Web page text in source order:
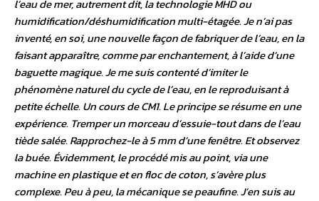
l’eau de mer, autrement dit, la technologie MHD ou
humidification/déshumidification multi-étagée. Je n’ai pas
inventé, en soi, une nouvelle façon de fabriquer de l’eau, en la
faisant apparaître, comme par enchantement, à l’aide d’une
baguette magique. Je me suis contenté d’imiter le
phénomène naturel du cycle de l’eau, en le reproduisant à
petite échelle. Un cours de CM1. Le principe se résume en une
expérience. Tremper un morceau d’essuie-tout dans de l’eau
tiède salée. Rapprochez-le à 5 mm d’une fenêtre. Et observez
la buée. Évidemment, le procédé mis au point, via une
machine en plastique et en floc de coton, s’avère plus
complexe. Peu à peu, la mécanique se peaufine. J’en suis au